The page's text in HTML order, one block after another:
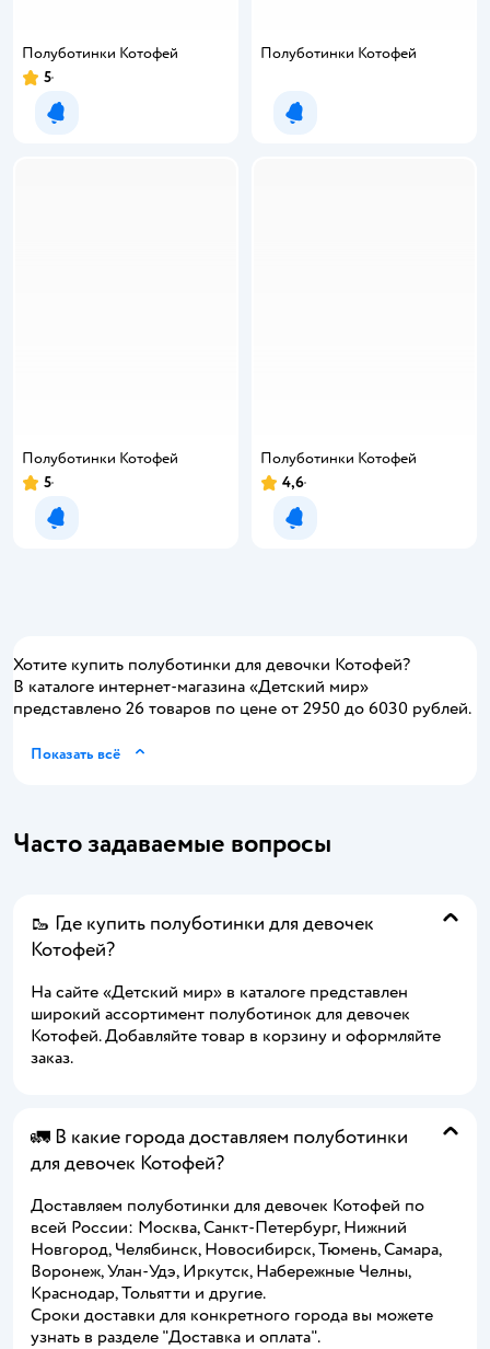
Полуботинки Котофей
Рейтинг:
5
Уведомить о появлении
Полуботинки Котофей
Уведомить о появлении
Полуботинки Котофей
Рейтинг:
5
Уведомить о появлении
Полуботинки Котофей
Рейтинг:
4,6
Уведомить о появлении
Хотите купить полуботинки для девочки Котофей?
В каталоге интернет-магазина «Детский мир»
представлено 26 товаров по цене от 2950 до 6030 рублей.
Показать всё
Часто задаваемые вопросы
🥾 Где купить полуботинки для девочек
Котофей?
На сайте «Детский мир» в каталоге представлен
широкий ассортимент полуботинок для девочек
Котофей. Добавляйте товар в корзину и оформляйте
заказ.
🚛 В какие города доставляем полуботинки
для девочек Котофей?
Доставляем полуботинки для девочек Котофей по
всей России: Москва, Санкт-Петербург, Нижний
Новгород, Челябинск, Новосибирск, Тюмень, Самара,
Воронеж, Улан-Удэ, Иркутск, Набережные Челны,
Краснодар, Тольятти и другие.
Сроки доставки для конкретного города вы можете
узнать в разделе "Доставка и оплата".